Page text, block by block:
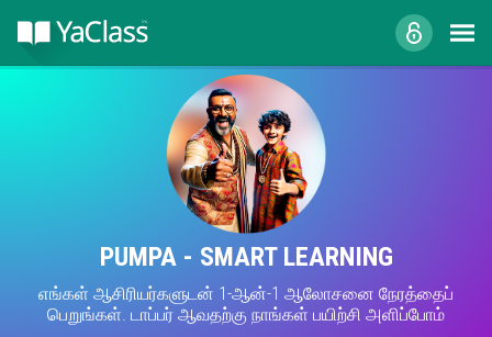
PUMPA - SMART LEARNING
எங்கள் ஆசிரியர்களுடன் 1-ஆன்-1 ஆலோசனை நேரத்தைப்
பெறுங்கள். டாப்பர் ஆவதற்கு நாங்கள் பயிற்சி அளிப்போம்